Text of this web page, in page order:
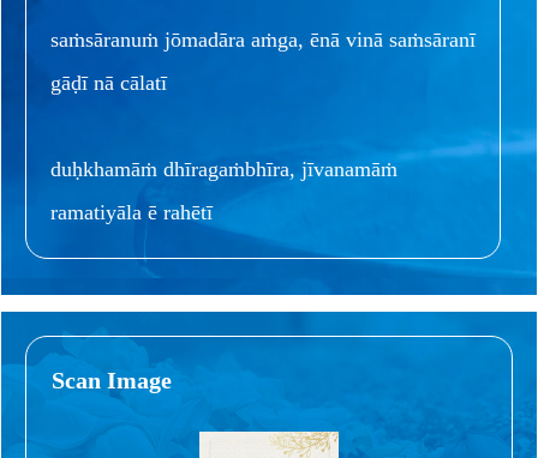
saṁsāranuṁ jōmadāra aṁga, ēnā vinā saṁsāranī
gāḍī nā cālatī
duḥkhamāṁ dhīragaṁbhīra, jīvanamāṁ
ramatiyāla ē rahētī
Scan Image